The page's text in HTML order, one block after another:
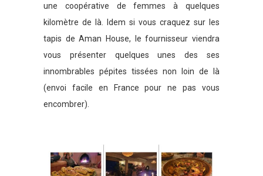
une coopérative de femmes à quelques
kilomètre de là. Idem si vous craquez sur les
tapis de Aman House, le fournisseur viendra
vous présenter quelques unes des ses
innombrables pépites tissées non loin de là
(envoi facile en France pour ne pas vous
encombrer).